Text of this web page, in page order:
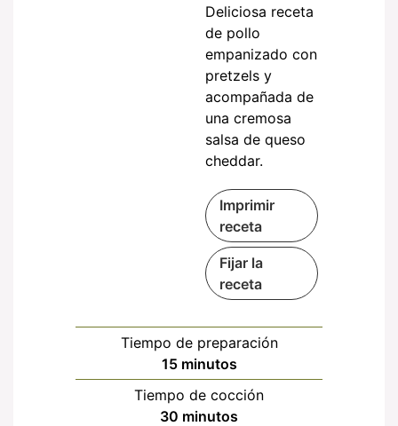
Deliciosa receta
de pollo
empanizado con
pretzels y
acompañada de
una cremosa
salsa de queso
cheddar.
Imprimir
receta
Fijar la
receta
Tiempo de preparación
15minutos
minutos
Tiempo de cocción
30 minutos
minutos